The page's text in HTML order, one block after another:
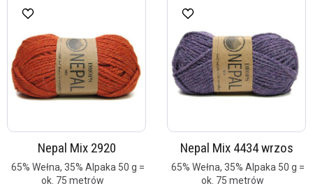
Nepal Mix 2920
65% Wełna, 35% Alpaka 50 g =
ok. 75 metrów
Nepal Mix 4434 wrzos
65% Wełna, 35% Alpaka 50 g =
ok. 75 metrów